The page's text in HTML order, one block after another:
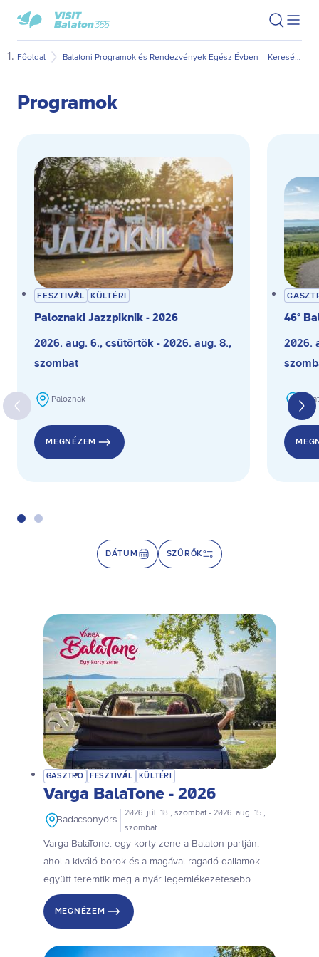
Ugrás
fő
Ugrás
oldal
VisitBalaton365
kezdőlap
Keresés
Főoldal Balatoni Programok és Rendezvények Egész Évben – Keresés Dátum és Kategória Szerint
Programok
FESZTIVÁL KÜLTÉRI
Paloznaki Jazzpiknik - 2026
2026. aug. 6., csütörtök - 2026. aug. 8.,
szombat
Paloznak
MEGNÉZEM
46°
2026.
DÁTUM SZŰRŐK
GASZTRO FESZTIVÁL KÜLTÉRI
Varga BalaTone - 2026
Badacsonyörs
2026. júl. 18., szombat - 2026. aug. 15.,
szombat
Varga BalaTone: egy korty zene a Balaton partján,
ahol a kiváló borok és a magával ragadó dallamok
együtt teremtik meg a nyár legemlékezetesebb
pillanatait! Július 18-án Rúzsa Magdi nyitja a
koncertsorozatot!
MEGNÉZEM